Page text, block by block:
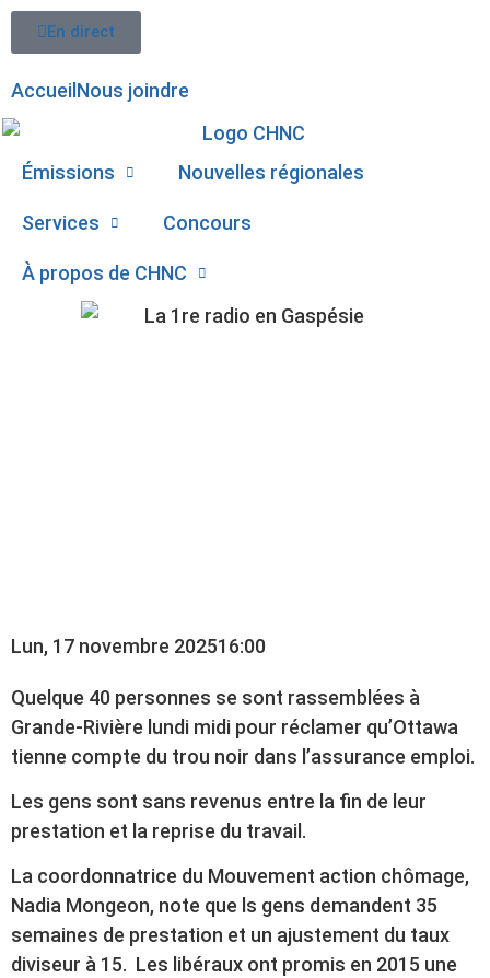
En direct
Accueil Nous joindre
Émissions Nouvelles régionales
Services Concours
À propos de CHNC
Lun, 17 novembre 202516:00
Quelque 40 personnes se sont rassemblées à
Grande-Rivière lundi midi pour réclamer qu’Ottawa
tienne compte du trou noir dans l’assurance emploi.
Les gens sont sans revenus entre la fin de leur
prestation et la reprise du travail.
La coordonnatrice du Mouvement action chômage,
Nadia Mongeon, note que ls gens demandent 35
semaines de prestation et un ajustement du taux
diviseur à 15. Les libéraux ont promis en 2015 une